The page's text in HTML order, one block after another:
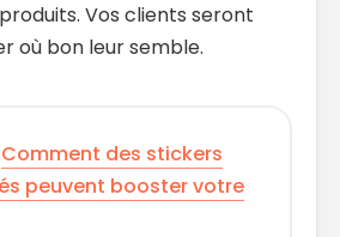
Vos clients seront
où bon leur semble.
Comment des stickers
peuvent booster votre